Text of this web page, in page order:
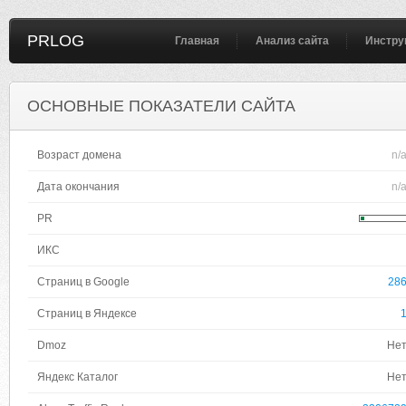
PRLOG Главная Анализ сайта
ОСНОВНЫЕ ПОКАЗАТЕЛИ САЙТА
Возраст домена n/a
Дата окончания n/a
PR
ИКС
Страниц в Google 286
Страниц в Яндексе 1
Dmoz Нет
Яндекс Каталог Нет